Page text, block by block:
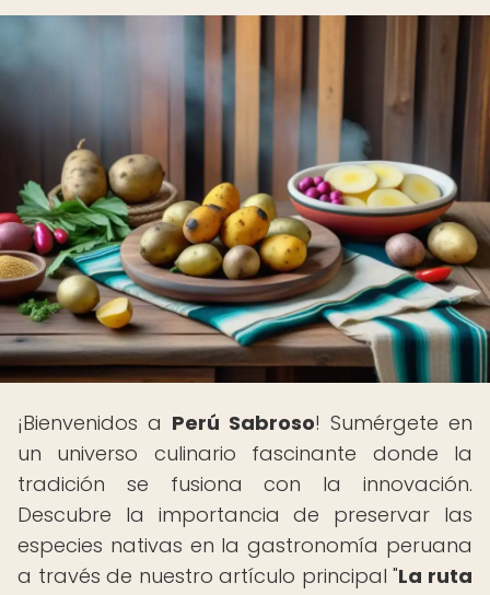
¡Bienvenidos a Perú Sabroso! Sumérgete en
un universo culinario fascinante donde la
tradición se fusiona con la innovación.
Descubre la importancia de preservar las
especies nativas en la gastronomía peruana
a través de nuestro artículo principal "La ruta